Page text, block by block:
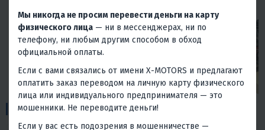
Пункты выдачи: 1
Мы никогда не просим перевести деньги на карту
физического лица — ни в мессенджерах, ни по
телефону, ни любым другим способом в обход
официальной оплаты.
Если с вами связались от имени X-MOTORS и предлагают
оплатить заказ переводом на личную карту физического
лица или индивидуального предпринимателя — это
мошенники. Не переводите деньги!
Если у вас есть подозрения в мошенничестве —